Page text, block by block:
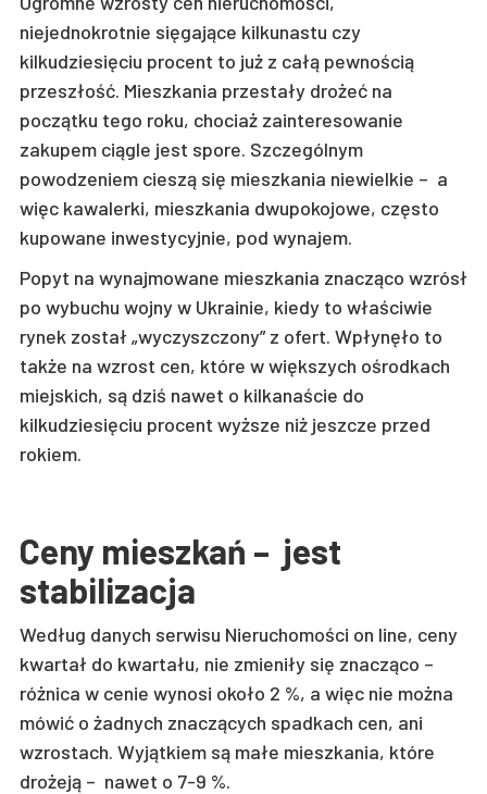
niejednokrotnie sięgające kilkunastu czy
kilkudziesięciu procent to już z całą pewnością
przeszłość. Mieszkania przestały drożeć na
początku tego roku, chociaż zainteresowanie
zakupem ciągle jest spore. Szczególnym
powodzeniem cieszą się mieszkania niewielkie – a
więc kawalerki, mieszkania dwupokojowe, często
kupowane inwestycyjnie, pod wynajem.
Popyt na wynajmowane mieszkania znacząco wzrósł
po wybuchu wojny w Ukrainie, kiedy to właściwie
rynek został „wyczyszczony” z ofert. Wpłynęło to
także na wzrost cen, które w większych ośrodkach
miejskich, są dziś nawet o kilkanaście do
kilkudziesięciu procent wyższe niż jeszcze przed
rokiem.
Ceny mieszkań – jest
stabilizacja
Według danych serwisu Nieruchomości on line, ceny
kwartał do kwartału, nie zmieniły się znacząco –
różnica w cenie wynosi około 2 %, a więc nie można
mówić o żadnych znaczących spadkach cen, ani
wzrostach. Wyjątkiem są małe mieszkania, które
drożeją – nawet o 7-9 %.